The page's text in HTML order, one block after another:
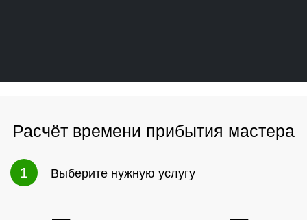
Расчёт времени прибытия мастера
1 Выберите нужную услугу